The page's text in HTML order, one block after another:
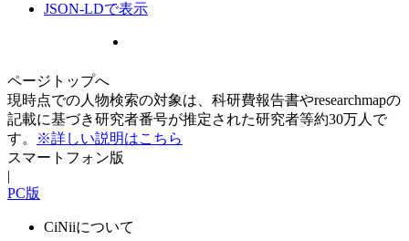
JSON-LDで表示
ページトップへ
現時点での人物検索の対象は、科研費報告書やresearchmapの
記載に基づき研究者番号が推定された研究者等約30万人で
す。
※詳しい説明はこちら
スマートフォン版
|
PC版
CiNiiについて